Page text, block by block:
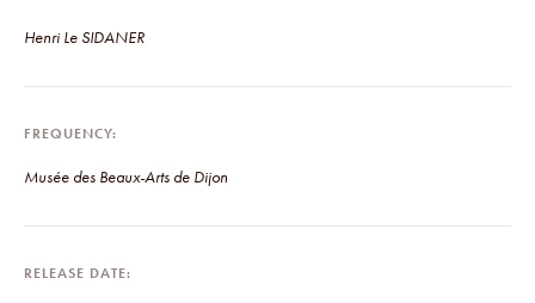
Henri Le SIDANER
FREQUENCY
Musée des Beaux-Arts de Dijon
RELEASE DATE